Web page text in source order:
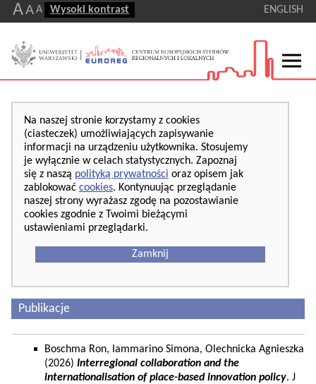
AA A Wysoki kontrast ENGLISH
Na naszej stronie korzystamy z cookies
(ciasteczek) umożliwiających zapisywanie
informacji na urządzeniu użytkownika. Stosujemy
je wyłącznie w celach statystycznych. Zapoznaj
się z naszą polityką prywatności oraz opisem jak
zablokować cookies. Kontynuując przeglądanie
naszej strony wyrażasz zgodę na pozostawianie
cookies zgodnie z Twoimi bieżącymi
ustawieniami przeglądarki.
Zamknij
Publikacje
Boschma Ron, Iammarino Simona, Olechnicka Agnieszka
(2026) Interregional collaboration and the
internationalisation of place-based innovation policy. J